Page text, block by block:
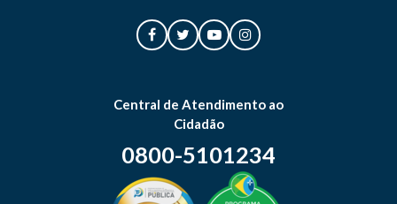
Central de Atendimento ao
Cidadão
0800-5101234